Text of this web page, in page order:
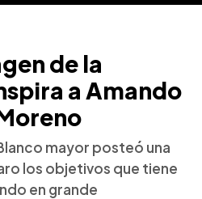
de la
a Amando
mayor posteó una
los objetivos que tiene
en grande